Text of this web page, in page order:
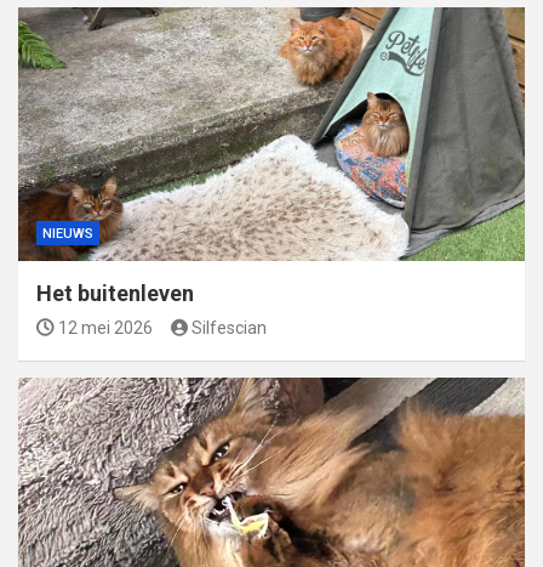
NIEUWS
Het buitenleven
12 mei 2026 Silfescian